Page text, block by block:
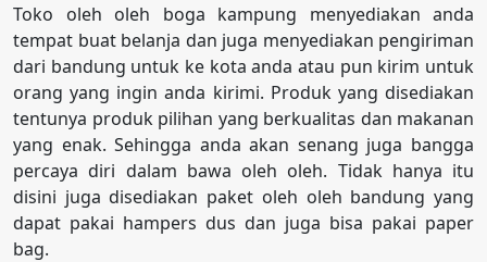
Toko oleh oleh boga kampung menyediakan anda
tempat buat belanja dan juga menyediakan pengiriman
dari bandung untuk ke kota anda atau pun kirim untuk
orang yang ingin anda kirimi. Produk yang disediakan
tentunya produk pilihan yang berkualitas dan makanan
yang enak. Sehingga anda akan senang juga bangga
percaya diri dalam bawa oleh oleh. Tidak hanya itu
disini juga disediakan paket oleh oleh bandung yang
dapat pakai hampers dus dan juga bisa pakai paper
bag.